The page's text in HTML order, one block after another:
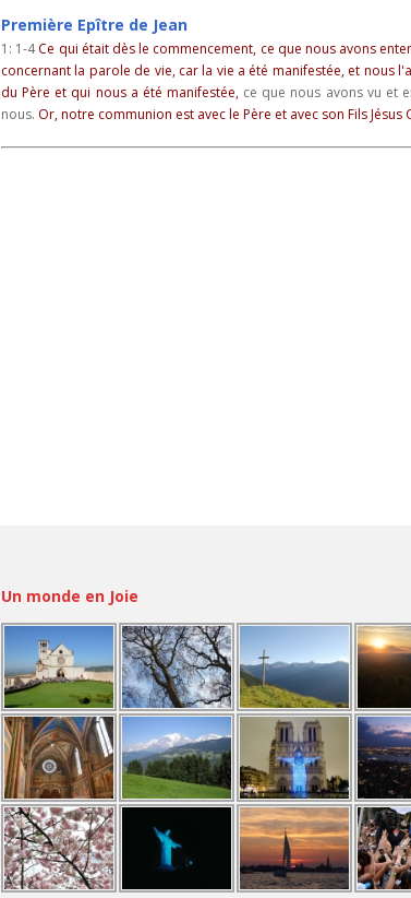
Première Epître de Jean
1: 1-4Ce qui était dès le commencement, ce que nous avons
concernant la parole de vie, car la vie a été manifestée, et nous
du Père et qui nous a été manifestée,ce que nous avons vu et
nous. Or, notre communion est avec le Père et avec son Fils
Un monde en Joie